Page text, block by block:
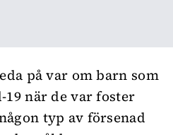
på var om barn som
när de var foster
typ av försenad